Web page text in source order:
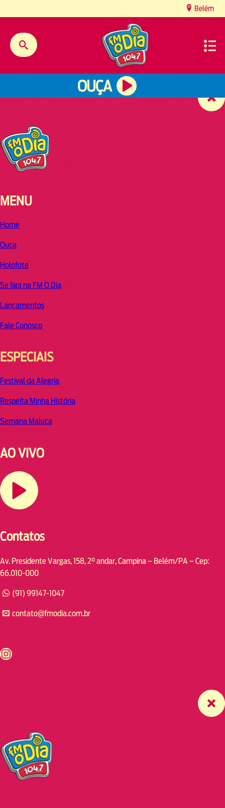
Belém
OUÇA
MENU
Home
Ouça
Holofote
Se liga na FM O Dia
Lançamentos
Fale Conosco
ESPECIAIS
Festival da Alegria
Respeita Minha História
Semana Maluca
AO VIVO
Contatos
Av. Presidente Vargas, 158, 2° andar, Campina – Belém/PA – Cep:
66.010-000
(91) 99147-1047
contato@fmodia.com.br
https://www.instagram.com/fmodia.cabofrio/